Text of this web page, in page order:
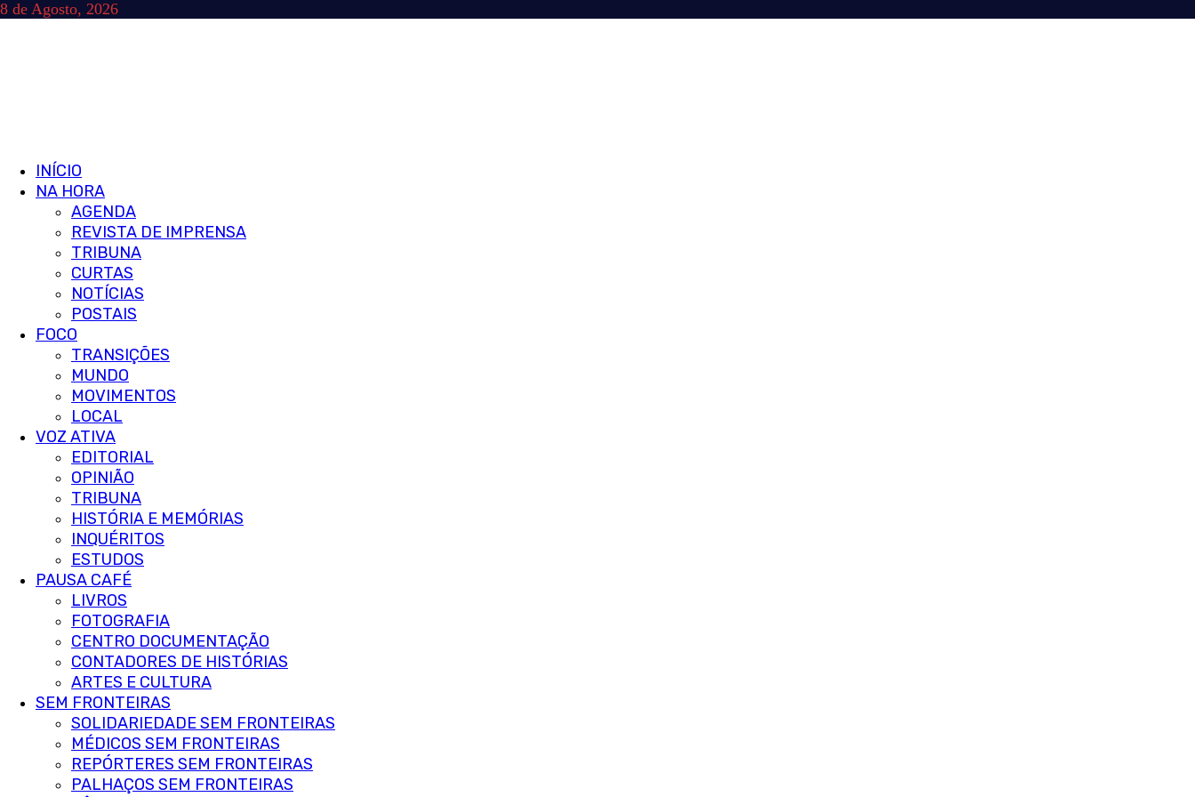
Skip
8 de Agosto, 2026
Primary
Menu
INÍCIO
NA HORA
AGENDA
REVISTA DE IMPRENSA
TRIBUNA
CURTAS
NOTÍCIAS
POSTAIS
FOCO
TRANSIÇÕES
MUNDO
MOVIMENTOS
LOCAL
VOZ ATIVA
EDITORIAL
OPINIÃO
TRIBUNA
HISTÓRIA E MEMÓRIAS
INQUÉRITOS
ESTUDOS
PAUSA CAFÉ
LIVROS
FOTOGRAFIA
CENTRO DOCUMENTAÇÃO
CONTADORES DE HISTÓRIAS
ARTES E CULTURA
SEM FRONTEIRAS
SOLIDARIEDADE SEM FRONTEIRAS
MÉDICOS SEM FRONTEIRAS
REPÓRTERES SEM FRONTEIRAS
PALHAÇOS SEM FRONTEIRAS